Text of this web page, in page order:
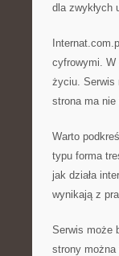
dla zwykłych
cyfrowymi. W
życiu. Serwis
strona ma
Warto
typu forma
jak działa
wynikają z
Serwis może
strony można